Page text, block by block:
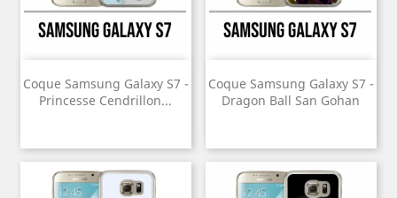
Coque Samsung Galaxy S7 -
Princesse Cendrillon...
Coque Samsung Galaxy S7 -
Dragon Ball San Gohan